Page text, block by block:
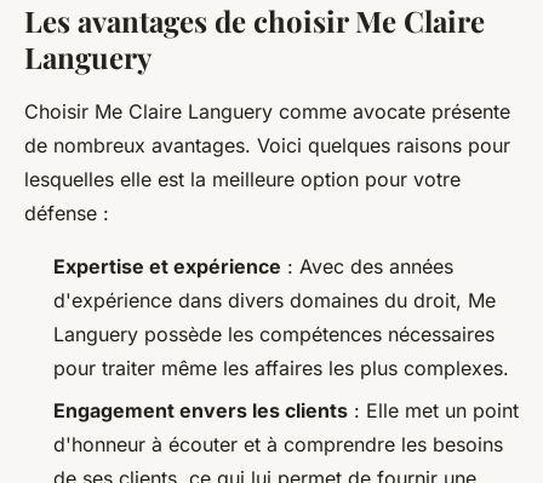
Les avantages de choisir Me Claire
Languery
Choisir Me Claire Languery comme avocate présente
de nombreux avantages. Voici quelques raisons pour
lesquelles elle est la meilleure option pour votre
défense :
Expertise et expérience : Avec des années
d'expérience dans divers domaines du droit, Me
Languery possède les compétences nécessaires
pour traiter même les affaires les plus complexes.
Engagement envers les clients : Elle met un point
d'honneur à écouter et à comprendre les besoins
de ses clients, ce qui lui permet de fournir une